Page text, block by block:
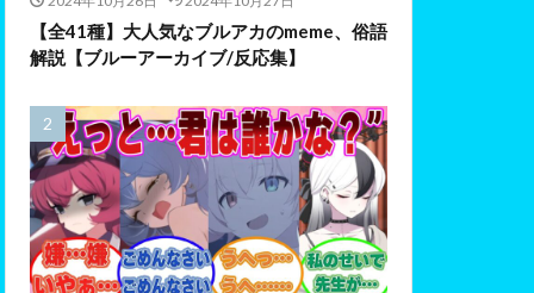
【全41種】大人気なブルアカのmeme、俗語
解説【ブルーアーカイブ/反応集】